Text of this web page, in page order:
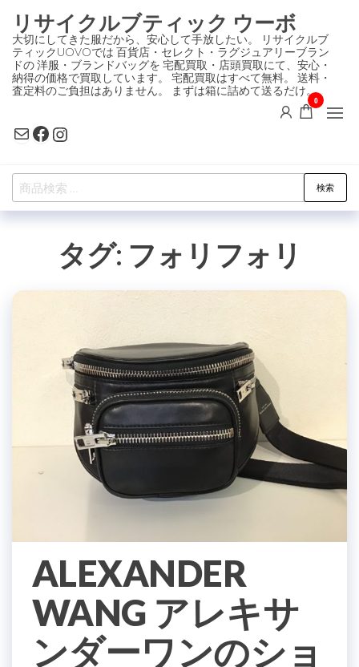
ン
テ
ン
ツ
プ
リサイクルブティック ウーボ
大切にしてきた服だから、安心して手放したい。 リサイクルブ
ティックUOVOでは 百貨店・セレクト・ラグジュアリーブラン
ドの 洋服・ブランドバッグを 宅配買取・店頭買取にて、安心・
納得の価格で買取しています。 宅配買取はすべて無料。 送料・
査定料のご負担はありません。 まずは箱に詰めて送るだけ。
MailFacebook
Instagram
0
検
索
検索
タグ: フォリフォリ
ALEXANDER
WANG アレキサ
ンダーワンのショ